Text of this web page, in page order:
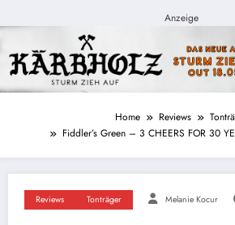
Anzeige
Home Reviews
Fiddler’s Green – 3 CHEERS FOR 30
Reviews Tonträger Melanie Kocur